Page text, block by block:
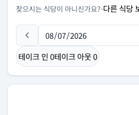
찾으시는 식당이 아니신가요?-다른 식당
테이크 인 0테이크 아웃0